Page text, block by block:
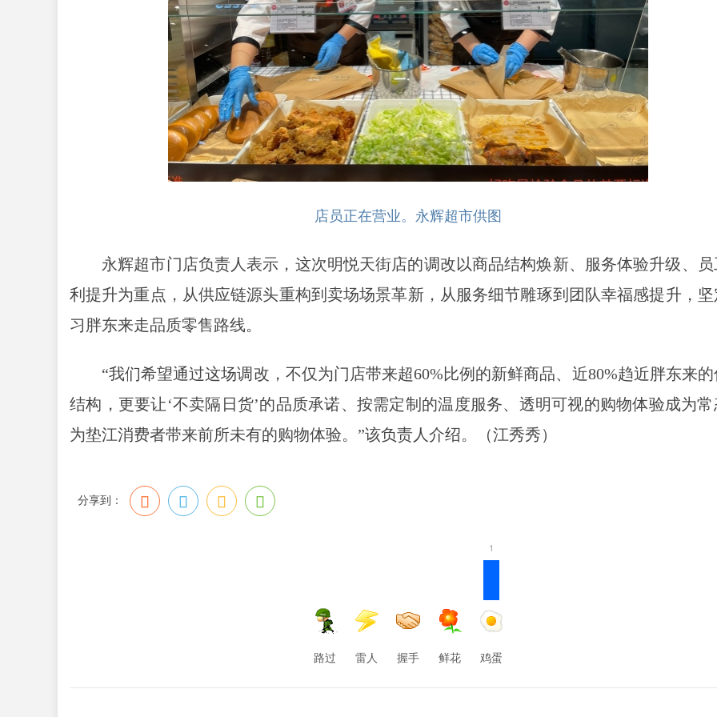
店员正在营业。永辉超市供图
永辉超市门店负责人表示，这次明悦天街店的调改以商品结构焕新、服务体验升级、员
利提升为重点，从供应链源头重构到卖场场景革新，从服务细节雕琢到团队幸福感提升，坚
习胖东来走品质零售路线。
“我们希望通过这场调改，不仅为门店带来超60%比例的新鲜商品、近80%趋近胖东来
结构，更要让‘不卖隔日货’的品质承诺、按需定制的温度服务、透明可视的购物体验成为常
为垫江消费者带来前所未有的购物体验。”该负责人介绍。（江秀秀）
分享到：
路过 雷人 握手 鲜花
1
鸡蛋